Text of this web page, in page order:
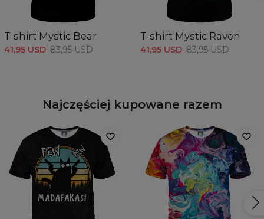
T-shirt Mystic Bear
41,95 USD 83,95 USD
T-shirt Mystic Raven
41,95 USD 83,95 USD
Najczęściej kupowane razem